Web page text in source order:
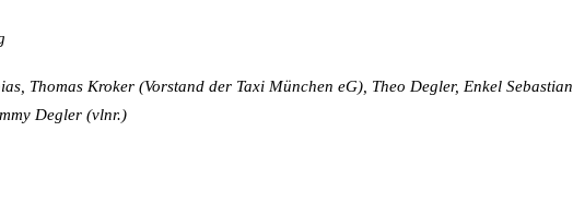
Thomas Kroker (Vorstand der Taxi München eG), Theo Degler, Enkel Sebastian,
Degler (vlnr.)